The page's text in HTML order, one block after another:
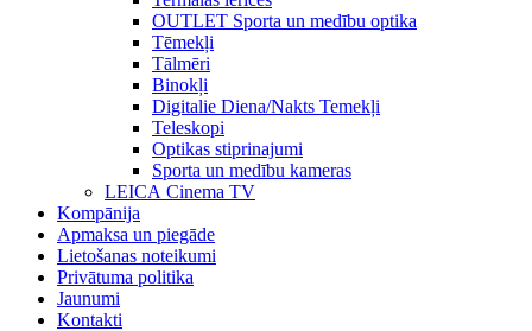
OUTLET Sporta un medību optika
Tēmekļi
Tālmēri
Binokļi
Digitalie Diena/Nakts Temekļi
Teleskopi
Optikas stiprinajumi
Sporta un medību kameras
LEICA Cinema TV
Kompānija
Apmaksa un piegāde
Lietošanas noteikumi
Privātuma politika
Jaunumi
Kontakti